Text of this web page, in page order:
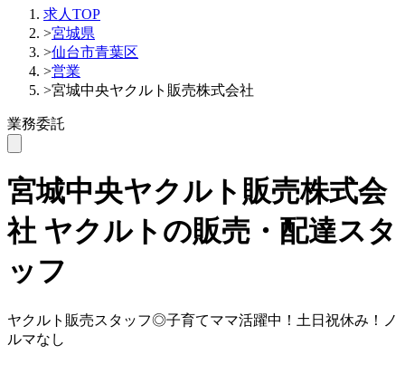
求人TOP
>宮城県
>仙台市青葉区
>営業
>宮城中央ヤクルト販売株式会社
業務委託
宮城中央ヤクルト販売株式会
社ヤクルトの販売・配達スタ
ッフ
ヤクルト販売スタッフ◎子育てママ活躍中！土日祝休み！ノ
ルマなし